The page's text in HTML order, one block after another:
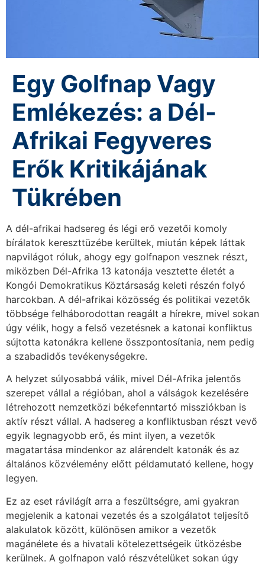
Egy Golfnap Vagy
Emlékezés: a Dél-
Afrikai Fegyveres
Erők Kritikájának
Tükrében
A dél-afrikai hadsereg és légi erő vezetői komoly
bírálatok kereszttüzébe kerültek, miután képek láttak
napvilágot róluk, ahogy egy golfnapon vesznek részt,
miközben Dél-Afrika 13 katonája vesztette életét a
Kongói Demokratikus Köztársaság keleti részén folyó
harcokban. A dél-afrikai közösség és politikai vezetők
többsége felháborodottan reagált a hírekre, mivel sokan
úgy vélik, hogy a felső vezetésnek a katonai konfliktus
sújtotta katonákra kellene összpontosítania, nem pedig
a szabadidős tevékenységekre.
A helyzet súlyosabbá válik, mivel Dél-Afrika jelentős
szerepet vállal a régióban, ahol a válságok kezelésére
létrehozott nemzetközi békefenntartó missziókban is
aktív részt vállal. A hadsereg a konfliktusban részt vevő
egyik legnagyobb erő, és mint ilyen, a vezetők
magatartása mindenkor az alárendelt katonák és az
általános közvélemény előtt példamutató kellene, hogy
legyen.
Ez az eset rávilágít arra a feszültségre, ami gyakran
megjelenik a katonai vezetés és a szolgálatot teljesítő
alakulatok között, különösen amikor a vezetők
magánélete és a hivatali kötelezettségeik ütközésbe
kerülnek. A golfnapon való részvételüket sokan úgy